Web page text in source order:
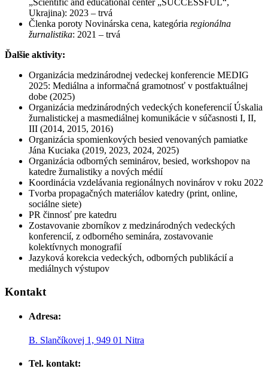
„Scientific and educational center „SUCCESSFUL“,
Ukrajina): 2023 – trvá
Členka poroty Novinárska cena, kategória regionálna
žurnalistika: 2021 – trvá
Ďalšie aktivity:
Organizácia medzinárodnej vedeckej konferencie MEDIG
2025: Mediálna a informačná gramotnosť v postfaktuálnej
dobe (2025)
Organizácia medzinárodných vedeckých koneferencií Úskalia
žurnalistickej a masmediálnej komunikácie v súčasnosti I, II,
III (2014, 2015, 2016)
Organizácia spomienkových besied venovaných pamiatke
Jána Kuciaka (2019, 2023, 2024, 2025)
Organizácia odborných seminárov, besied, workshopov na
katedre žurnalistiky a nových médií
Koordinácia vzdelávania regionálnych novinárov v roku 2022
Tvorba propagačných materiálov katedry (print, online,
sociálne siete)
PR činnosť pre katedru
Zostavovanie zborníkov z medzinárodných vedeckých
konferencií, z odborného seminára, zostavovanie
kolektívnych monografií
Jazyková korekcia vedeckých, odborných publikácií a
mediálnych výstupov
Kontakt
Adresa:
B. Slančíkovej 1, 949 01 Nitra
Tel. kontakt: